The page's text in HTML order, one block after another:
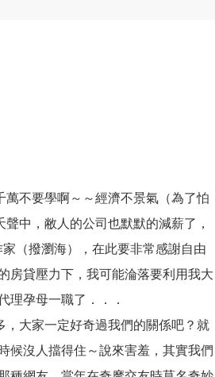
不要學啊～～經濟不景氣（為了怕
中，敝人的公司也默默的減薪了，
（撥瀏海），在此要非常感謝自由
房貸壓力下，我可能淪落要利用我大
理孕母一職了．．．
，大家一定好奇過我們的關係吧？就
候沒人擋得住～說來害羞，其實我們